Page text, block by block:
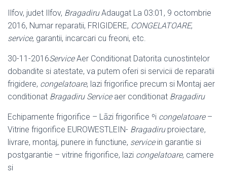
Ilfov, judet Ilfov, BragadiruAdaugat La 03:01, 9 octombrie
2016, Numar reparatii, FRIGIDERE, CONGELATOARE,
service, garantii, incarcari cu freoni, etc.
30-11-2016ServiceAer Conditionat Datorita cunostintelor
dobandite si atestate, va putem oferi si servicii de reparatii
frigidere, congelatoare, lazi frigorifice precum si Montaj aer
conditionat Bragadiru Serviceaer conditionat Bragadiru
Echipamente frigorifice – Lãzi frigorifice ºi congelatoare–
Vitrine frigorifice EUROWESTLEIN- Bragadiruproiectare,
livrare, montaj, punere in functiune, servicein garantie si
postgarantie – vitrine frigorifice, lazi congelatoare, camere
si